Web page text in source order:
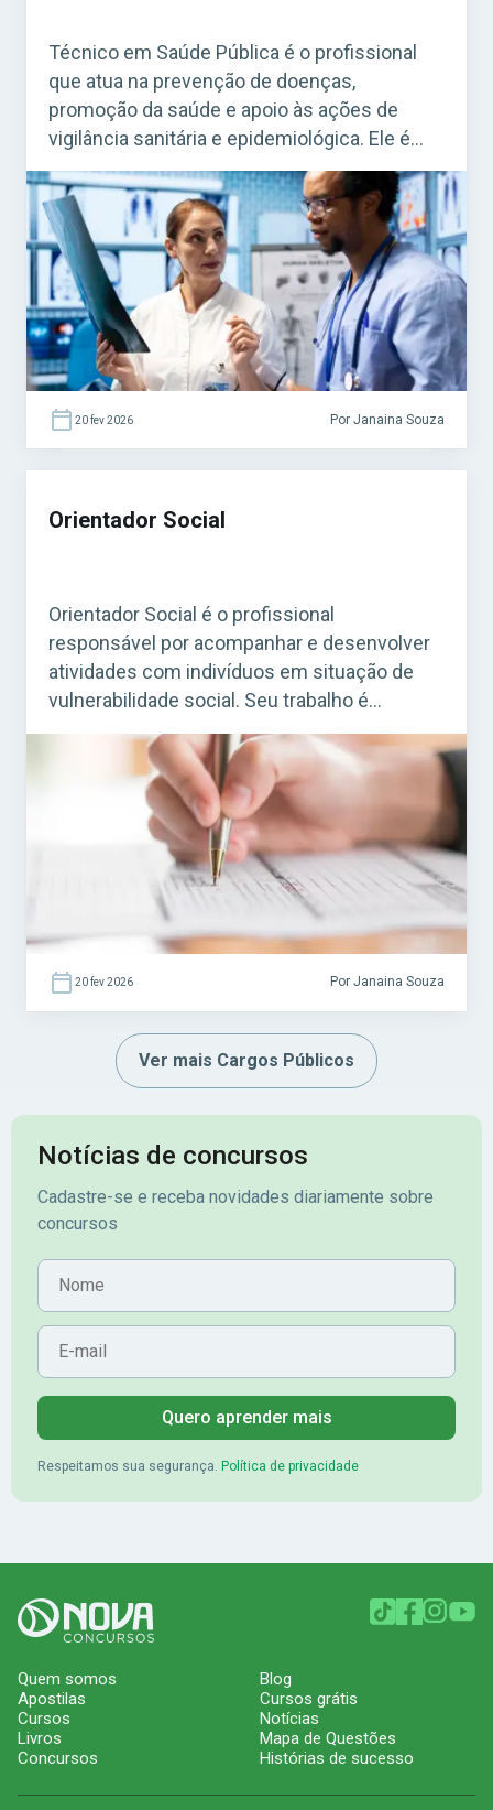
Técnico em Saúde Pública é o profissional
que atua na prevenção de doenças,
promoção da saúde e apoio às ações de
vigilância sanitária e epidemiológica. Ele é
fundamental para o funcionamento do
Sistema Único de Saúde (SUS). Acesse agora
o Curso Grátis INSS 2026! O cargo é bastante
procurado em concursos federais, estaduais
e municipais, […]
20 fev 2026 Por Janaina Souza
Orientador Social
Orientador Social é o profissional
responsável por acompanhar e desenvolver
atividades com indivíduos em situação de
vulnerabilidade social. Seu trabalho é
essencial em programas de assistência
social mantidos por prefeituras e governos,
especialmente em Centros de Referência de
Assistência Social (CRAS) e em projetos
ligados ao SUAS (Sistema Único de
Assistência Social). Acesse agora o […]
20 fev 2026 Por Janaina Souza
Ver mais Cargos Públicos
Notícias de concursos
Cadastre-se e receba novidades diariamente sobre
concursos
Nome
E-mail
Quero aprender mais
Respeitamos sua segurança. Política de privacidade
Quem somos
Apostilas
Cursos
Livros
Concursos
Blog
Cursos grátis
Notícias
Mapa de Questões
Histórias de sucesso